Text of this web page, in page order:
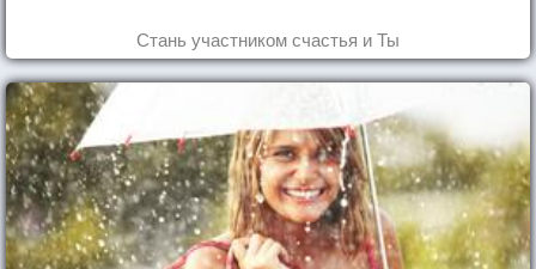
Стань участником счастья и Ты